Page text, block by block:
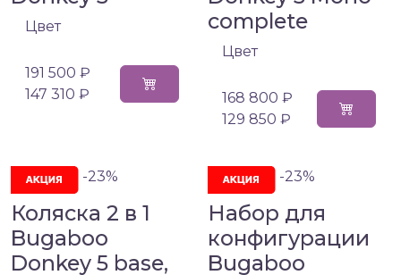
Цвет
191 500 ₽
147 310 ₽
complete
Цвет
168 800 ₽
129 850 ₽
-23%
Коляска 2 в 1
Bugaboo
Donkey 5 base,
-23%
Набор для
конфигурации
Bugaboo